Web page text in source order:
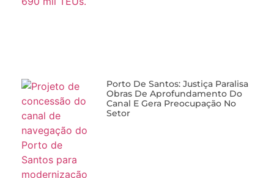
Porto De Santos: Justiça Paralisa
Obras De Aprofundamento Do
Canal E Gera Preocupação No
Setor